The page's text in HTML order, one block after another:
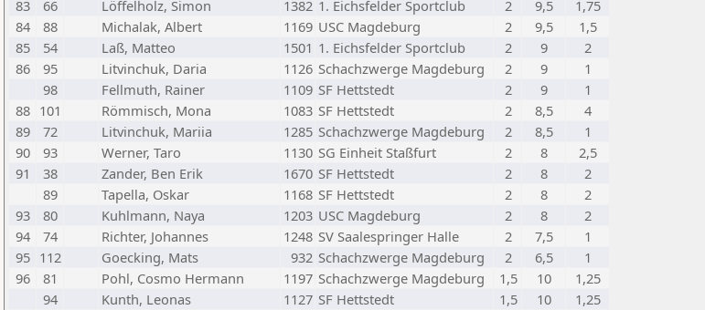
83
66 Löffelholz, Simon 1382 1. Eichsfelder Sportclub 2 9,5
1,75
84
88 Michalak, Albert 1169 USC Magdeburg 2 9,5
1,5
85
54 Laß, Matteo 1501 1. Eichsfelder Sportclub 2 9
2
86
95 Litvinchuk, Daria 1126 Schachzwerge Magdeburg 2 9
1
98
Fellmuth, Rainer 1109 SF Hettstedt 2 9
1
88 101 Römmisch, Mona 1083 SF Hettstedt 2 8,5
4
89
72 Litvinchuk, Mariia 1285 Schachzwerge Magdeburg 2 8,5
1
90
93 Werner, Taro 1130 SG Einheit Staßfurt 2 8
2,5
91
38 Zander, Ben Erik 1670 SF Hettstedt 2 8
2
89
Tapella, Oskar 1168 SF Hettstedt 2 8
2
93
80 Kuhlmann, Naya 1203 USC Magdeburg 2 8
2
94
74 Richter, Johannes 1248 SV Saalespringer Halle 2 7,5
1
95 112 Goecking, Mats 932 Schachzwerge Magdeburg 2 6,5
1
96
81 Pohl, Cosmo Hermann 1197 Schachzwerge Magdeburg 1,5 10
1,25
94
Kunth, Leonas 1127 SF Hettstedt 1,5 10
1,25